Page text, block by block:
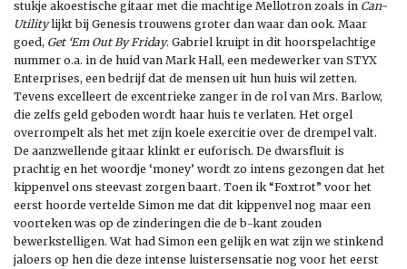
stukje akoestische gitaar met die machtige Mellotron zoals in Can-
Utilitylijkt bij Genesis trouwens groter dan waar dan ook. Maar
goed, Get ‘Em Out By Friday. Gabriel kruipt in dit hoorspelachtige
nummer o.a. in de huid van Mark Hall, een medewerker van STYX
Enterprises, een bedrijf dat de mensen uit hun huis wil zetten.
Tevens excelleert de excentrieke zanger in de rol van Mrs. Barlow,
die zelfs geld geboden wordt haar huis te verlaten. Het orgel
overrompelt als het met zijn koele exercitie over de drempel valt.
De aanzwellende gitaar klinkt er euforisch. De dwarsfluit is
prachtig en het woordje ‘money’ wordt zo intens gezongen dat het
kippenvel ons steevast zorgen baart. Toen ik “Foxtrot” voor het
eerst hoorde vertelde Simon me dat dit kippenvel nog maar een
voorteken was op de zinderingen die de b-kant zouden
bewerkstelligen. Wat had Simon een gelijk en wat zijn we stinkend
jaloers op hen die deze intense luistersensatie nog voor het eerst